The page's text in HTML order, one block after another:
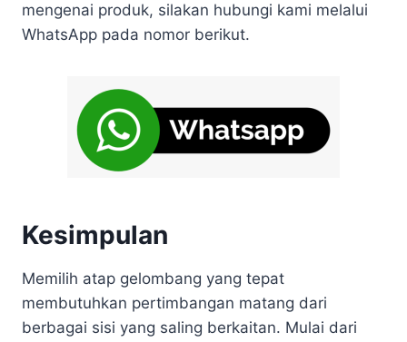
mengenai produk, silakan hubungi kami melalui
WhatsApp pada nomor berikut.
Kesimpulan
Memilih atap gelombang yang tepat
membutuhkan pertimbangan matang dari
berbagai sisi yang saling berkaitan. Mulai dari